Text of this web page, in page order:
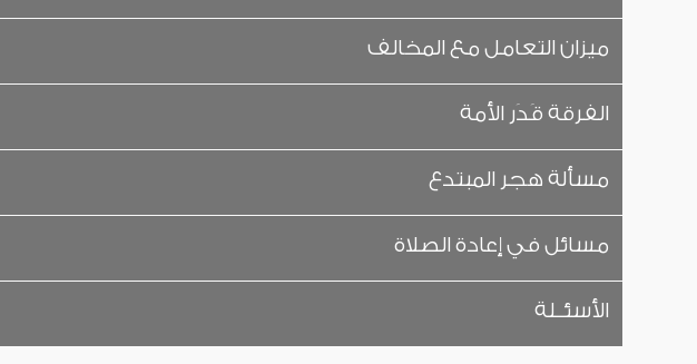
ميزان التعامل مع المخالف
الفرقة قَدَر الأمة
مسألة هجر المبتدع
مسائل في إعادة الصلاة
الأسئــلة